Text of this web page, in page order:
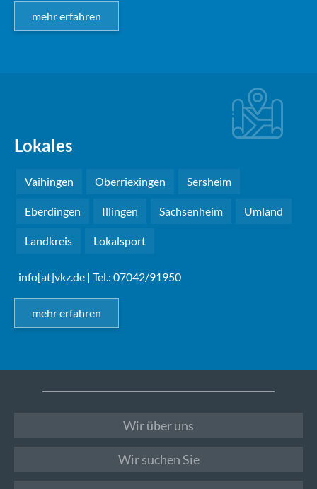
mehr erfahren
Lokales
Vaihingen Oberriexingen Sersheim
Eberdingen Illingen Sachsenheim Umland
Landkreis Lokalsport
info[at]vkz.de | Tel.: 07042/91950
mehr erfahren
Wir über uns
Wir suchen Sie